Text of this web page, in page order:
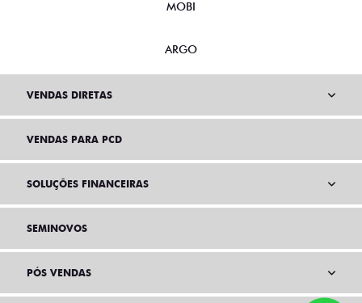
MOBI
ARGO
VENDAS DIRETAS
VENDAS PARA PCD
SOLUÇÕES FINANCEIRAS
SEMINOVOS
PÓS VENDAS